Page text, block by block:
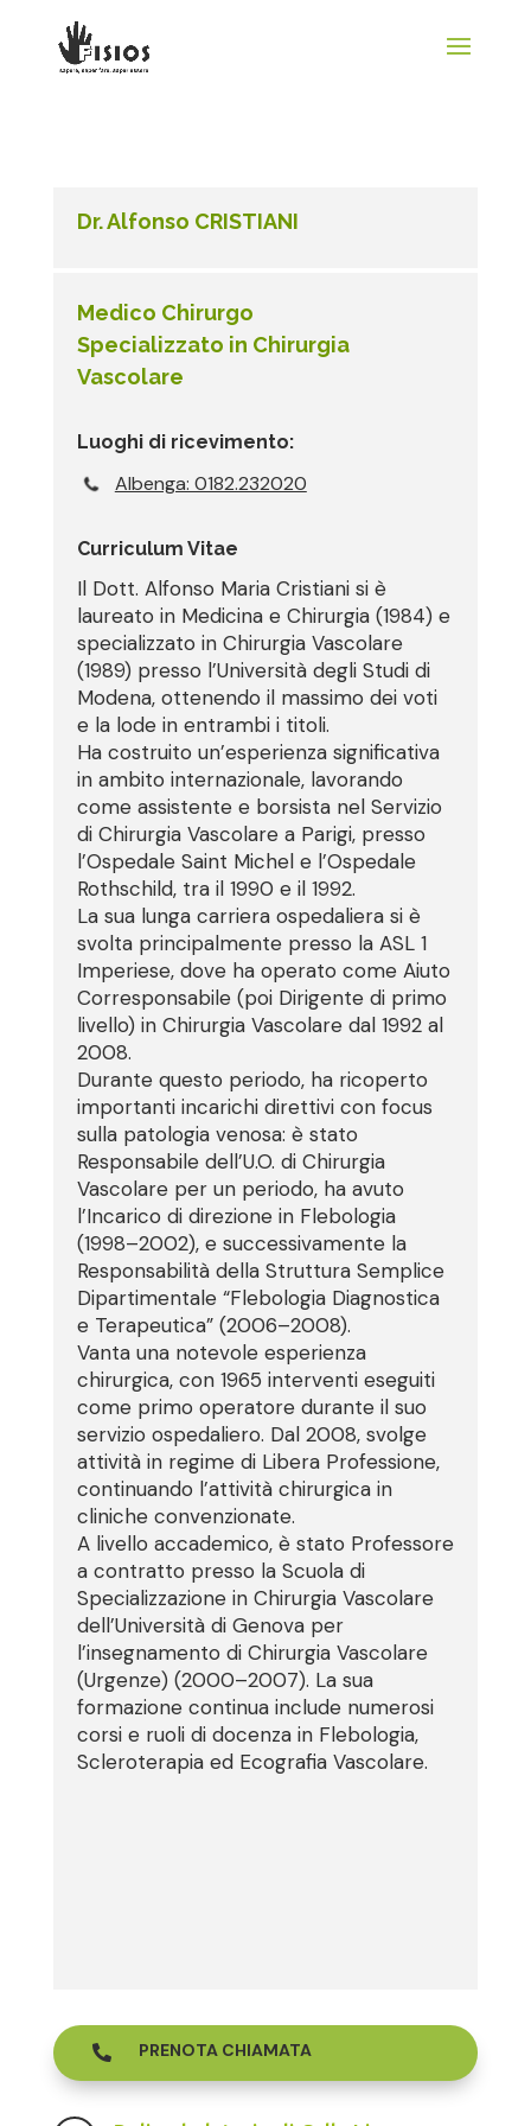
Dr. Alfonso CRISTIANI
Medico Chirurgo
Specializzato in Chirurgia
Vascolare
Luoghi di ricevimento:
Albenga: 0182.232020
Curriculum Vitae
Il Dott. Alfonso Maria Cristiani si è
laureato in Medicina e Chirurgia (1984) e
specializzato in Chirurgia Vascolare
(1989) presso l’Università degli Studi di
Modena, ottenendo il massimo dei voti
e la lode in entrambi i titoli.
Ha costruito un’esperienza significativa
in ambito internazionale, lavorando
come assistente e borsista nel Servizio
di Chirurgia Vascolare a Parigi, presso
l’Ospedale Saint Michel e l’Ospedale
Rothschild, tra il 1990 e il 1992.
La sua lunga carriera ospedaliera si è
svolta principalmente presso la ASL 1
Imperiese, dove ha operato come Aiuto
Corresponsabile (poi Dirigente di primo
livello) in Chirurgia Vascolare dal 1992 al
2008.
Durante questo periodo, ha ricoperto
importanti incarichi direttivi con focus
sulla patologia venosa: è stato
Responsabile dell’U.O. di Chirurgia
Vascolare per un periodo, ha avuto
l’Incarico di direzione in Flebologia
(1998–2002), e successivamente la
Responsabilità della Struttura Semplice
Dipartimentale “Flebologia Diagnostica
e Terapeutica” (2006–2008).
Vanta una notevole esperienza
chirurgica, con 1965 interventi eseguiti
come primo operatore durante il suo
servizio ospedaliero. Dal 2008, svolge
attività in regime di Libera Professione,
continuando l’attività chirurgica in
cliniche convenzionate.
A livello accademico, è stato Professore
a contratto presso la Scuola di
Specializzazione in Chirurgia Vascolare
dell’Università di Genova per
l’insegnamento di Chirurgia Vascolare
(Urgenze) (2000–2007). La sua
formazione continua include numerosi
corsi e ruoli di docenza in Flebologia,
Scleroterapia ed Ecografia Vascolare.
 PRENOTA CHIAMATA